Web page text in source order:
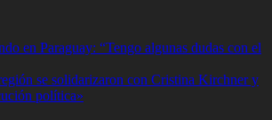
en Paraguay: “Tengo algunas dudas con el
se solidarizaron con Cristina Kirchner y
política»